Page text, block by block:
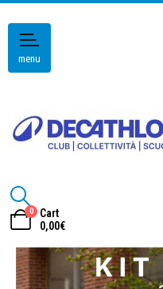
menu
0
Cart
0,00€